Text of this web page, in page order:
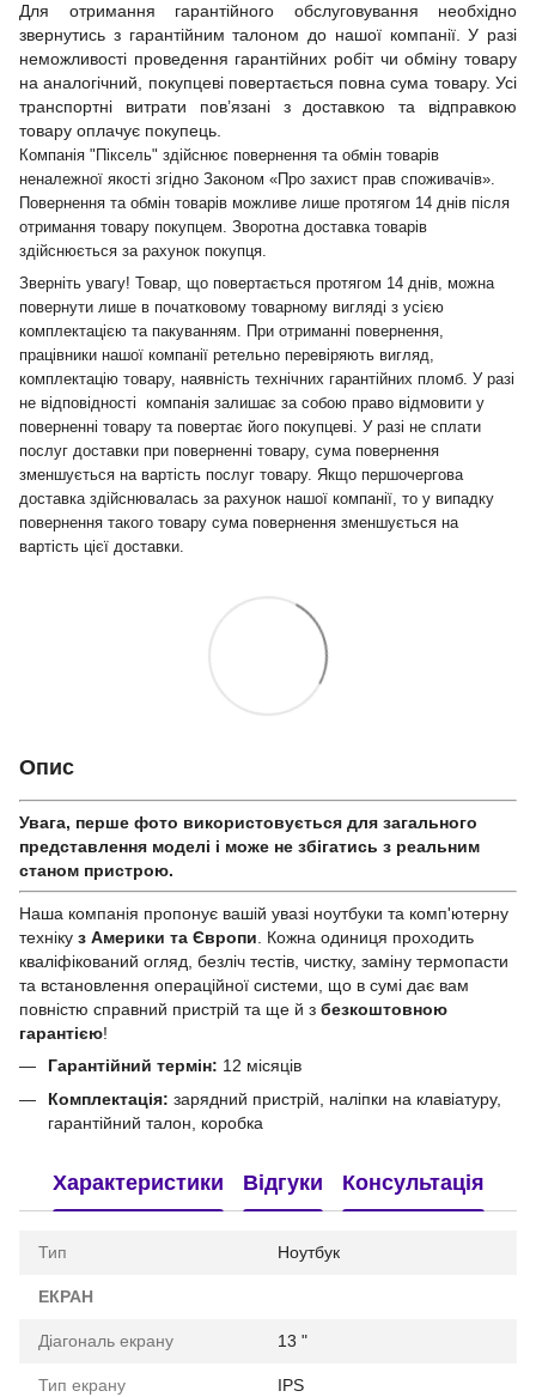
Для отримання гарантійного обслуговування необхідно
звернутись з гарантійним талоном до нашої компанії. У разі
неможливості проведення гарантійних робіт чи обміну товару
на аналогічний, покупцеві повертається повна сума товару. Усі
транспортні витрати пов’язані з доставкою та відправкою
товару оплачує покупець.
Компанія "Піксель" здійснює повернення та обмін товарів
неналежної якості згідно Законом «Про захист прав споживачів».
Повернення та обмін товарів можливе лише протягом 14 днів після
отримання товару покупцем. Зворотна доставка товарів
здійснюється за рахунок покупця.
Зверніть увагу! Товар, що повертається протягом 14 днів, можна
повернути лише в початковому товарному вигляді з усією
комплектацією та пакуванням. При отриманні повернення,
працівники нашої компанії ретельно перевіряють вигляд,
комплектацію товару, наявність технічних гарантійних пломб. У разі
не відповідності компанія залишає за собою право відмовити у
поверненні товару та повертає його покупцеві. У разі не сплати
послуг доставки при поверненні товару, сума повернення
зменшується на вартість послуг товару. Якщо першочергова
доставка здійснювалась за рахунок нашої компанії, то у випадку
повернення такого товару сума повернення зменшується на
вартість цієї доставки.
Опис
Увага, перше фото використовується для загального
представлення моделі і може не збігатись з реальним
станом приcтрою.
Наша компанія пропонує вашій увазі ноутбуки та комп'ютерну
техніку з Америки та Європи . Кожна одиниця проходить
кваліфікований огляд, безліч тестів, чистку, заміну термопасти
та встановлення операційної системи, що в сумі дає вам
повністю справний пристрій та ще й з безкоштовною
гарантією!
Гарантійний термін: 12 місяців
Комплектація: зарядний пристрій, наліпки на клавіатуру,
гарантійний талон, коробка
Характеристики Відгуки Консультація
Тип Ноутбук
ЕКРАН
Діагональ екрану 13 "
Тип екрану IPS